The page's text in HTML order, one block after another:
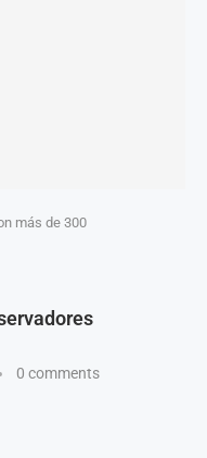
más de 300
0 comments